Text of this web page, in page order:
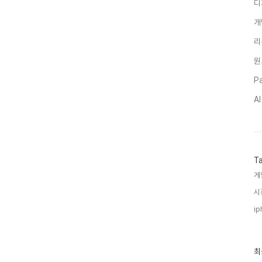
게
시
최